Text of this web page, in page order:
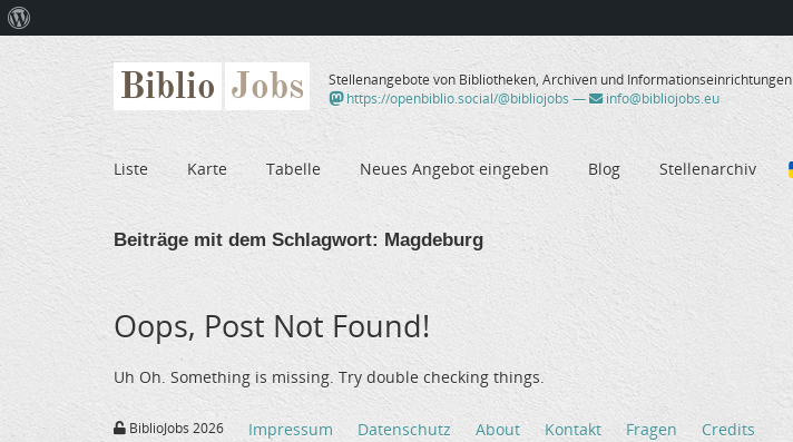
Biblio Jobs
Stellenangebote von Bibliotheken, Archiven und Informationseinrichtungen
https://openbiblio.social/@bibliojobs — info@bibliojobs.eu
Liste Karte Tabelle Neues Angebot eingeben Blog Stellenarchiv
Beiträge mit dem Schlagwort: Magdeburg
Oops, Post Not Found!
Uh Oh. Something is missing. Try double checking things.
BiblioJobs 2026 Impressum Datenschutz About Kontakt Fragen Credits
WordPress